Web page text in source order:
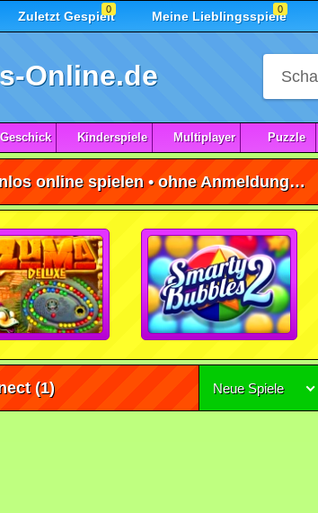
Zuletzt Gespielt
0 Meine Lieblingsspiele
0
Online.de
Geschick Kinderspiele Multiplayer Puzzle
Shanghai Connect Spiele kostenlos online spielen • ohne Anmeldung 🕹️
(1) Neue Spiele